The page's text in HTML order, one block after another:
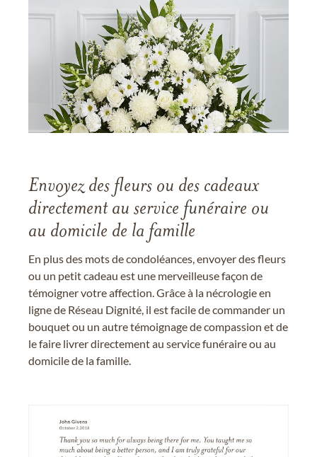
Envoyez des fleurs ou des cadeaux
directement au service funéraire ou
au domicile de la famille
En plus des mots de condoléances, envoyer des fleurs
ou un petit cadeau est une merveilleuse façon de
témoigner votre affection. Grâce à la nécrologie en
ligne de Réseau Dignité, il est facile de commander un
bouquet ou un autre témoignage de compassion et de
le faire livrer directement au service funéraire ou au
domicile de la famille.